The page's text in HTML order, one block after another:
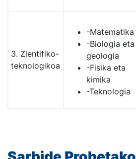
3. Zientifiko-
teknologikoa
-Matematika
-Biologia eta
geologia
-Fisika eta
kimika
-Teknologia